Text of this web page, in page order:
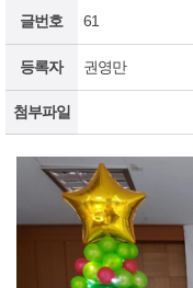
글번호 61
등록자 권영만
첨부파일